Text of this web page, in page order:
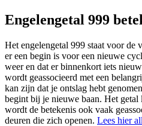
Engelengetal 999
Het engelengetal 999 staat voor de
er een begin is voor een nieuwe
weer en dat er binnenkort iets
wordt geassocieerd met een
kan zijn dat je ontslag hebt
begint bij je nieuwe baan. Het getal
wordt de betekenis ook vaak
deuren die zich openen. Lees hier